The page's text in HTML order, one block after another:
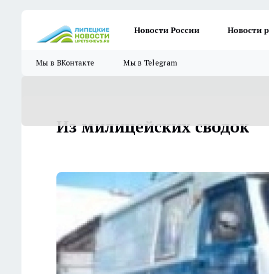
Новости России Новости
Мы в ВКонтакте Мы в Telegram
Из милицейских сводок